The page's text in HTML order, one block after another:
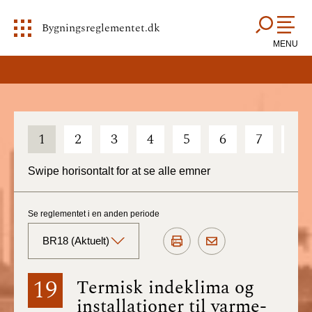
Bygningsreglementet.dk
MENU
1 2 3 4 5 6 7
Swipe horisontalt for at se alle emner
19 Termisk indeklima og
installationer til varme-
Se reglementet i en anden periode
BR18 (Aktuelt)
BR18 (Aktuelt)